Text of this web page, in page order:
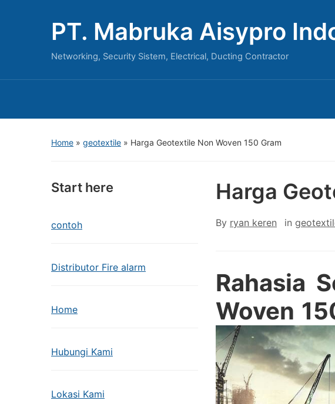
PT. Mabruka Aisypro
Networking, Security Sistem, Electrical, Ducting Contractor
Home » geotextile » Harga Geotextile Non Woven 150 Gram
Start here
contoh
Distributor Fire alarm
Home
Hubungi Kami
Lokasi Kami
Harga
By ryan keren in
Rahasia
Woven